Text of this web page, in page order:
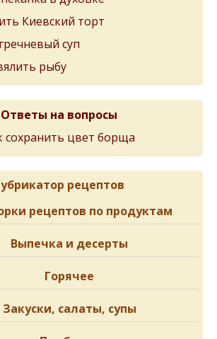
Киевский торт
суп
рыбу
Ответы на вопросы
сохранить цвет борща
рецептов
рецептов по продуктам
Выпечка и десерты
Горячее
Закуски, салаты, супы